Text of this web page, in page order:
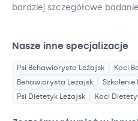
bardziej szczegółowe
Nasze inne specjalizacje
Psi Behawiorysta Leżajsk Koci
Behawiorysta Leżajsk Szkolenie
Psi Dietetyk Leżajsk Koci